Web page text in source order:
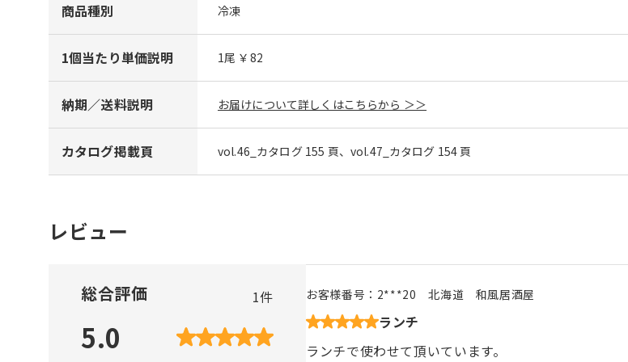
商品種別 冷凍
1個当たり単価説明 1尾 ￥82
納期／送料説明 お届けについて詳しくはこちらから ＞＞
カタログ掲載頁 vol.46_カタログ 155 頁、vol.47_カタログ 154 頁
レビュー
総合評価 1件
5.0
お客様番号： 2***20 北海道 和風居酒屋
ランチ
ランチで使わせて頂いています。